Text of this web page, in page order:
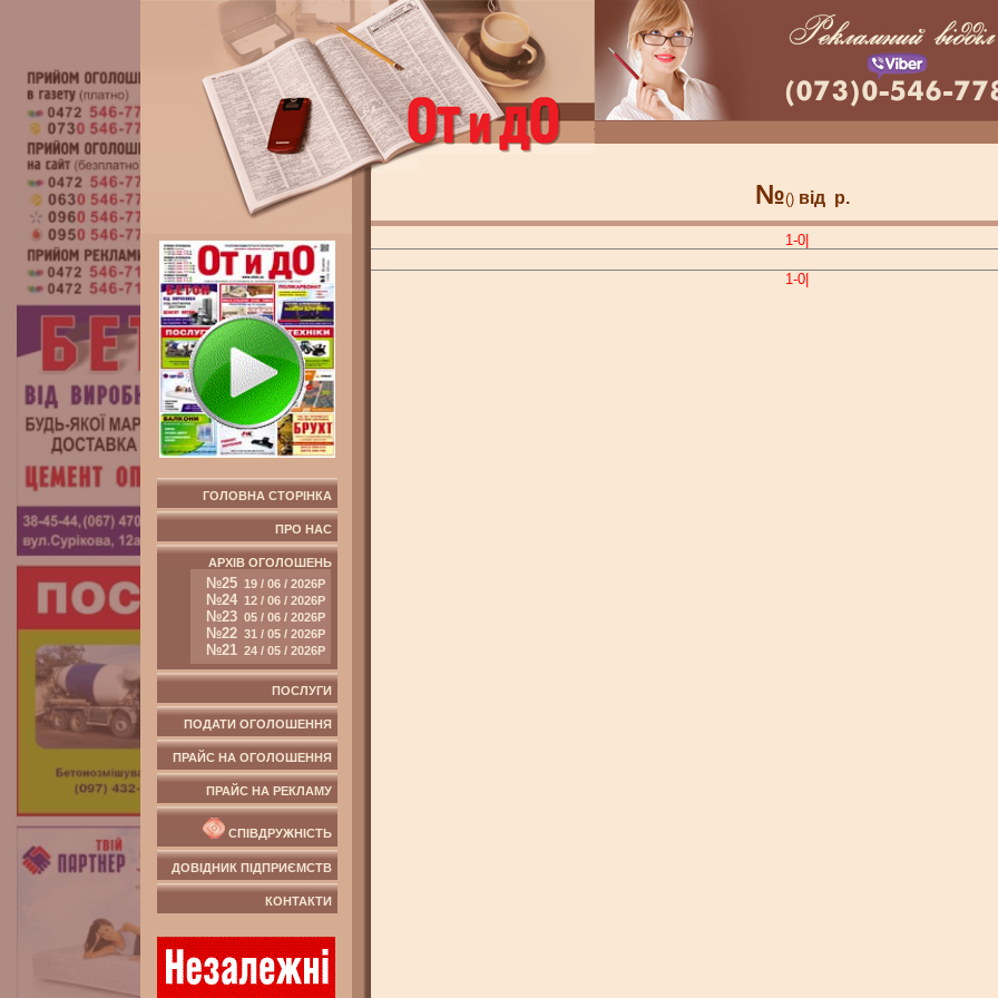
ГОЛОВНА СТОРІНКА
ПРО НАС
АРХІВ ОГОЛОШЕНЬ
№25 19 / 06 / 2026Р
№24 12 / 06 / 2026Р
№23 05 / 06 / 2026Р
№22 31 / 05 / 2026Р
№21 24 / 05 / 2026Р
ПОСЛУГИ
ПОДАТИ ОГОЛОШЕННЯ
ПРАЙС НА ОГОЛОШЕННЯ
ПРАЙС НА РЕКЛАМУ
СПІВДРУЖНІСТЬ
ДОВІДНИК ПІДПРИЄМСТВ
КОНТАКТИ
№() від р.
1-0|
1-0|